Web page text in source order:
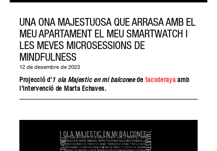
UNA ONA MAJESTUOSA QUE ARRASA AMB EL
MEU APARTAMENT EL MEU SMARTWATCH I
LES MEVES MICROSESSIONS DE
MINDFULNESS
12 de desembre de 2023
Projecció d'1 ola Majestic en mi balconeede tacoderayaamb
l'intervenció de Marta Echaves.